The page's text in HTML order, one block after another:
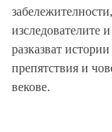
забележителности
изследователите
разказват
препятствия и
векове.